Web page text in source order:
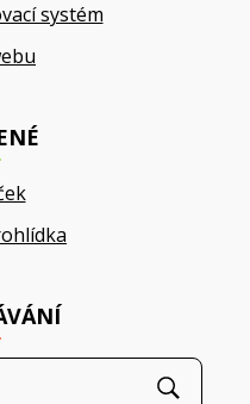
systém